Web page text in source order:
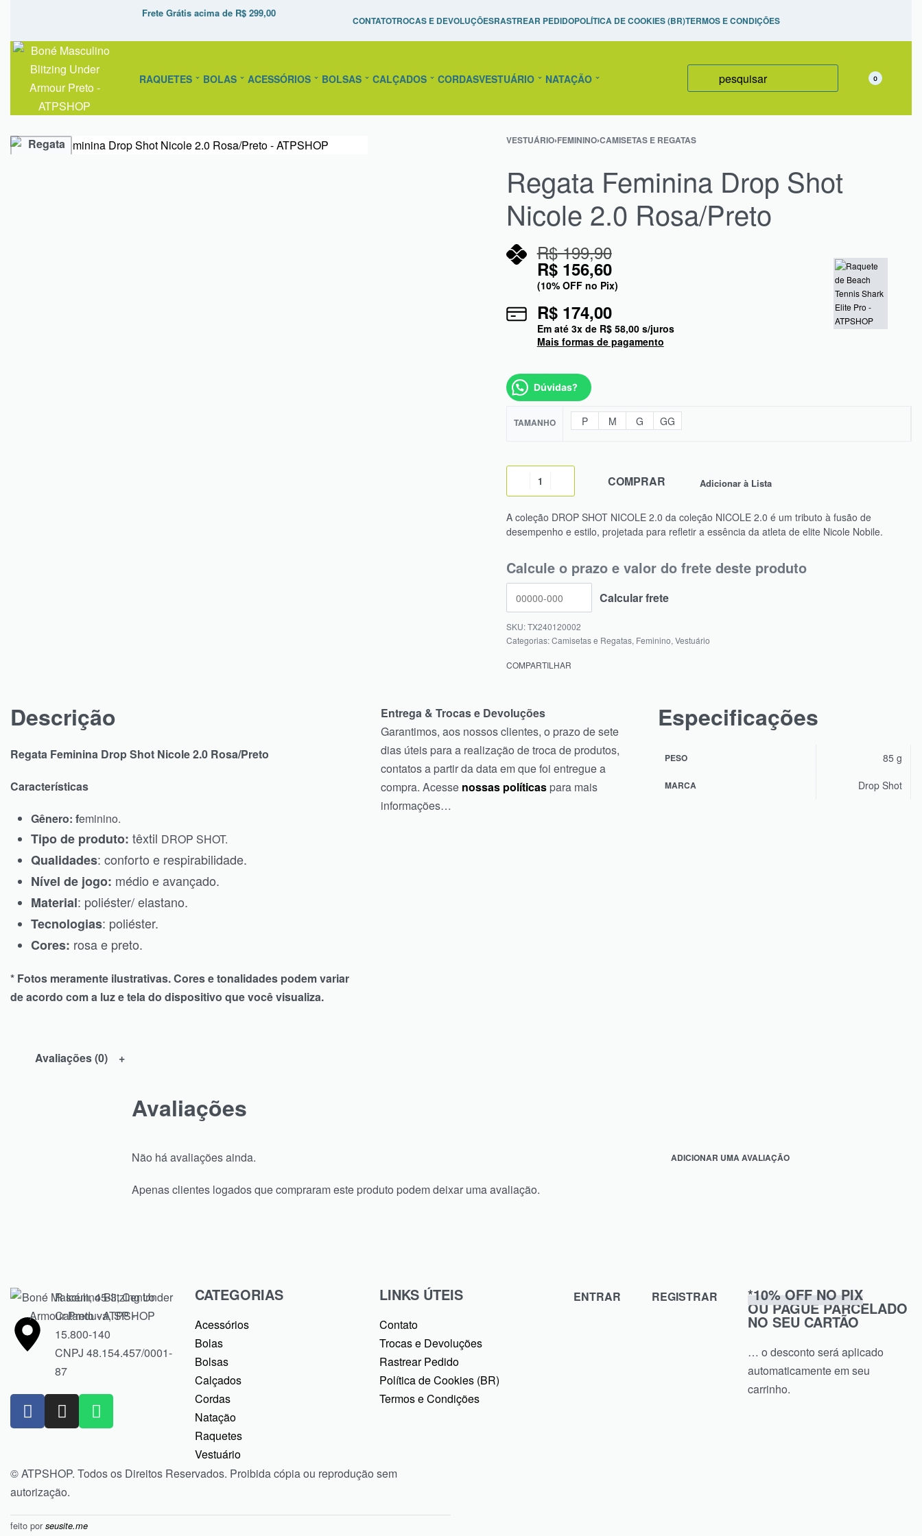
Frete Grátis acima de R$ 299,00
confira!
CONTATOTROCAS E DEVOLUÇÕESRASTREAR PEDIDOPOLÍTICA DE COOKIES (BR)TERMOS E CONDIÇÕES
RAQUETES BOLAS ACESSÓRIOS BOLSAS CALÇADOS CORDASVESTUÁRIO NATAÇÃO 0
VESTUÁRIO›FEMININO›CAMISETAS E REGATAS
Regata Feminina Drop Shot
Nicole 2.0 Rosa/Preto
R$199,90
R$156,60
(10% OFF no Pix)
R$174,00
Em até 3x de R$58,00s/juros
Mais formas de pagamento
Dúvidas?
TAMANHO P M G GG
COMPRAR Adicionar à Lista
A coleção DROP SHOT NICOLE 2.0 da coleção NICOLE 2.0 é um tributo à fusão de
desempenho e estilo, projetada para refletir a essência da atleta de elite Nicole Nobile.
Calcule o prazo e valor do frete deste produto
TX240120002
Categorias:Camisetas e Regatas, Feminino, Vestuário
COMPARTILHAR
Descrição
Regata Feminina Drop Shot Nicole 2.0 Rosa/Preto
Características
Gênero: feminino.
Tipo de produto: têxtil DROP SHOT.
Qualidades: conforto e respirabilidade.
Nível de jogo: médio e avançado.
Material: poliéster/ elastano.
Tecnologias: poliéster.
Cores: rosa e preto.
* Fotos meramente ilustrativas. Cores e tonalidades podem variar
de acordo com a luz e tela do dispositivo que você visualiza.
Entrega & Trocas e Devoluções
Garantimos, aos nossos clientes, o prazo de sete
dias úteis para a realização de troca de produtos,
contatos a partir da data em que foi entregue a
compra. Acesse nossas políticaspara mais
informações…
Especificações
PESO 85 g
MARCA Drop Shot
Avaliações (0)
Avaliações
Não há avaliações ainda. ADICIONAR UMA AVALIAÇÃO
Apenas clientes logados que compraram este produto podem deixar uma avaliação.
R Icém, 45-3, Centro
Catanduva, SP -
15.800-140
CNPJ 48.154.457/0001-
87
CATEGORIAS
Acessórios
Bolas
Bolsas
Calçados
Cordas
Natação
Raquetes
Vestuário
LINKS ÚTEIS
Contato
Trocas e Devoluções
Rastrear Pedido
Política de Cookies (BR)
Termos e Condições
ENTRAR REGISTRAR *10% OFF NO PIX
OU PAGUE PARCELADO
NO SEU CARTÃO
… o desconto será aplicado
automaticamente em seu
carrinho.
© ATPSHOP. Todos os Direitos Reservados. Proibida cópia ou reprodução sem
autorização.
feito por seusite.me